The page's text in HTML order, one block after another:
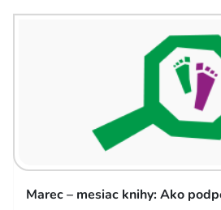
Marec – mesiac knihy: Ako